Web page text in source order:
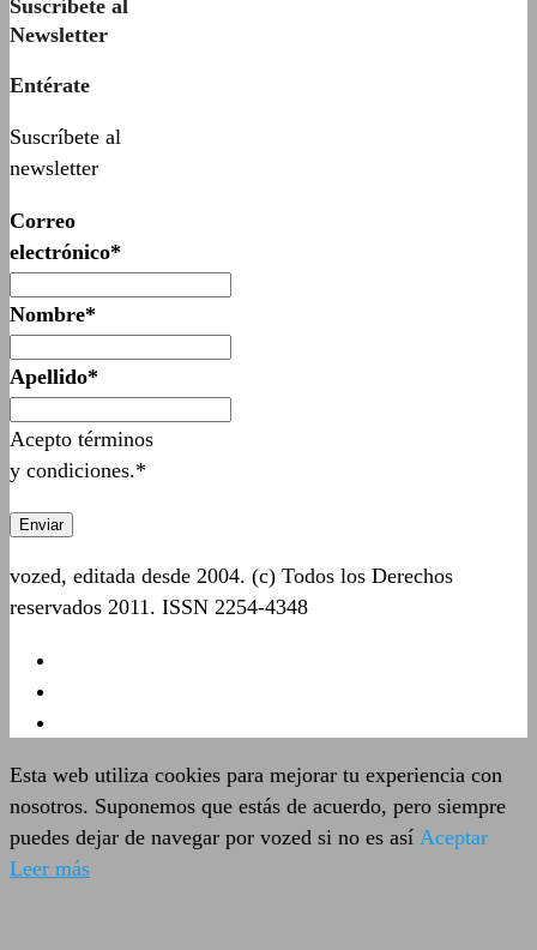
Suscríbete al
Newsletter
Entérate
Suscríbete al
newsletter
Correo
electrónico*
Nombre*
Apellido*
Acepto términos
y condiciones.*
vozed, editada desde 2004. (c) Todos los Derechos
reservados 2011. ISSN 2254-4348
Esta web utiliza cookies para mejorar tu experiencia con
nosotros. Suponemos que estás de acuerdo, pero siempre
puedes dejar de navegar por vozed si no es así Aceptar
Leer más